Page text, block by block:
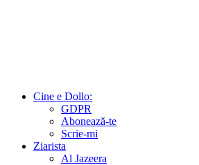
Cine e Dollo:
GDPR
Abonează-te
Scrie-mi
Ziarista
Al Jazeera